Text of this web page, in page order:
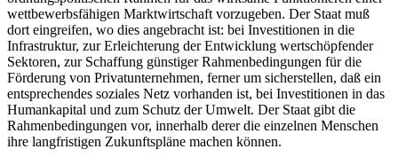
wettbewerbsfähigen Marktwirtschaft vorzugeben. Der Staat muß
dort eingreifen, wo dies angebracht ist: bei Investitionen in die
Infrastruktur, zur Erleichterung der Entwicklung wertschöpfender
Sektoren, zur Schaffung günstiger Rahmenbedingungen für die
Förderung von Privatunternehmen, ferner um sicherstellen, daß ein
entsprechendes soziales Netz vorhanden ist, bei Investitionen in das
Humankapital und zum Schutz der Umwelt. Der Staat gibt die
Rahmenbedingungen vor, innerhalb derer die einzelnen Menschen
ihre langfristigen Zukunftspläne machen können.